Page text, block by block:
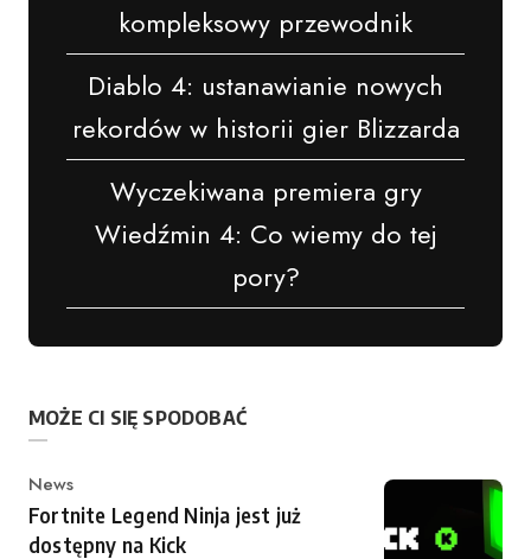
kompleksowy przewodnik
Diablo 4: ustanawianie nowych
rekordów w historii gier Blizzarda
Wyczekiwana premiera gry
Wiedźmin 4: Co wiemy do tej
pory?
MOŻE CI SIĘ SPODOBAĆ
Kategoria
News
Fortnite Legend Ninja jest już
dostępny na Kick